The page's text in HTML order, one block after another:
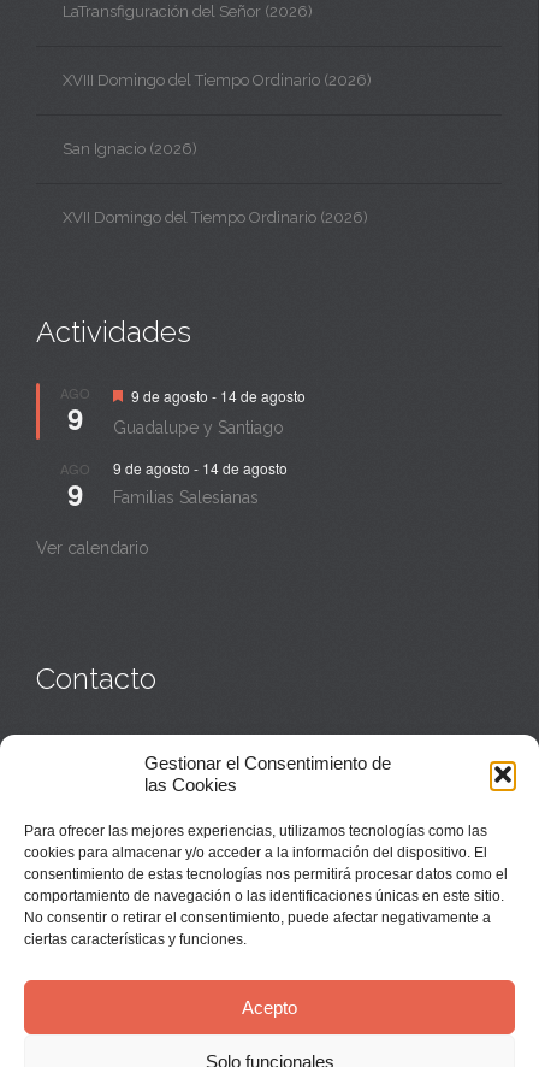
Gestionar el Consentimiento de
las Cookies
Para ofrecer las mejores experiencias, utilizamos tecnologías como las
cookies para almacenar y/o acceder a la información del dispositivo. El
consentimiento de estas tecnologías nos permitirá procesar datos como el
comportamiento de navegación o las identificaciones únicas en este sitio.
No consentir o retirar el consentimiento, puede afectar negativamente a
ciertas características y funciones.
Acepto
Solo funcionales
LaTransfiguración del Señor (2026)
XVIII Domingo del Tiempo Ordinario (2026)
San Ignacio (2026)
XVII Domingo del Tiempo Ordinario (2026)
Actividades
AGO
9
Destacado
9 de agosto - 14 de agosto
Guadalupe y Santiago
AGO
9
9 de agosto - 14 de agosto
Familias Salesianas
Ver calendario
Contacto
Casa de acogida:609 423 521o949 835 058
Parroquia y sacerdotes:949 835 111
Monasterio:monasterio@buenafuente.org
Información:informacion@buenafuente.org
Casa de acogida:
acogida@buenafuente.org
Ángel Moreno:angel@buenafuente.org